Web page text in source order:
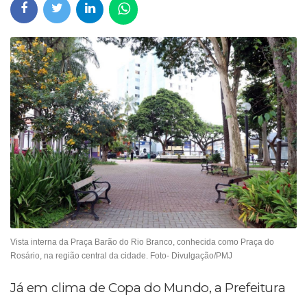
Vista interna da Praça Barão do Rio Branco, conhecida como Praça do
Rosário, na região central da cidade. Foto- Divulgação/PMJ
Já em clima de Copa do Mundo, a Prefeitura